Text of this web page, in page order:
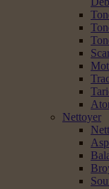
Nettoyer